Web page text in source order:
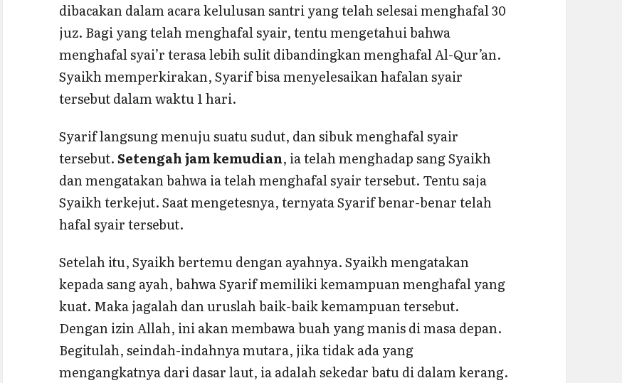
dibacakan dalam acara kelulusan santri yang telah selesai menghafal 30
juz. Bagi yang telah menghafal syair, tentu mengetahui bahwa
menghafal syai’r terasa lebih sulit dibandingkan menghafal Al-Qur’an.
Syaikh memperkirakan, Syarif bisa menyelesaikan hafalan syair
tersebut dalam waktu 1 hari.
Syarif langsung menuju suatu sudut, dan sibuk menghafal syair
tersebut.Setengah jam kemudian, ia telah menghadap sang Syaikh
dan mengatakan bahwa ia telah menghafal syair tersebut. Tentu saja
Syaikh terkejut. Saat mengetesnya, ternyata Syarif benar-benar telah
hafal syair tersebut.
Setelah itu, Syaikh bertemu dengan ayahnya. Syaikh mengatakan
kepada sang ayah, bahwa Syarif memiliki kemampuan menghafal yang
kuat. Maka jagalah dan uruslah baik-baik kemampuan tersebut.
Dengan izin Allah, ini akan membawa buah yang manis di masa depan.
Begitulah, seindah-indahnya mutara, jika tidak ada yang
mengangkatnya dari dasar laut, ia adalah sekedar batu di dalam kerang.